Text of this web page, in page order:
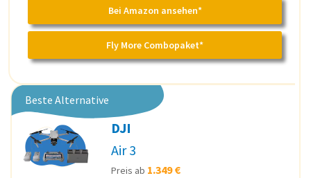
Bei Amazon ansehen*
Fly More Combopaket*
Beste Alternative
DJI
Air 3
Preis ab 1.349 €